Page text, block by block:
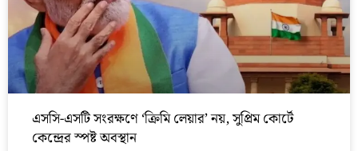
এসসি-এসটি সংরক্ষণে ‘ক্রিমি লেয়ার’ নয়, সুপ্রিম কোর্টে
কেন্দ্রের স্পষ্ট অবস্থান